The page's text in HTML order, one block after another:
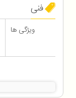
فنی
ویژگی ها